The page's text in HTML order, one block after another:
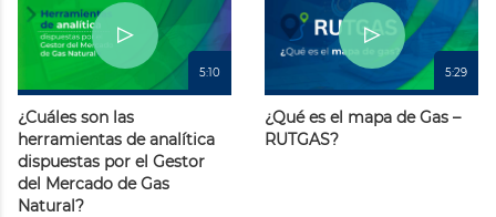
5:10
¿Cuáles son las
herramientas de analítica
dispuestas por el Gestor
del Mercado de Gas
Natural?
5:29
¿Qué es el mapa de Gas –
RUTGAS?